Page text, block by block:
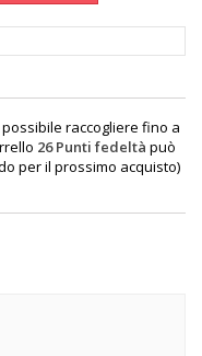
raccogliere fino a
26Punti fedeltà può
per il prossimo acquisto)